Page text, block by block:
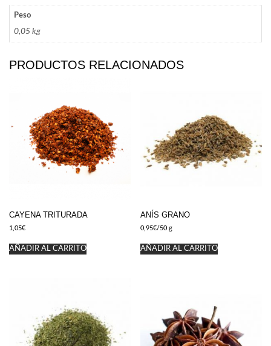
Peso
0,05 kg
PRODUCTOS RELACIONADOS
CAYENA TRITURADA
1,05€
AÑADIR AL CARRITO
ANÍS GRANO
0,95€/50 g
AÑADIR AL CARRITO